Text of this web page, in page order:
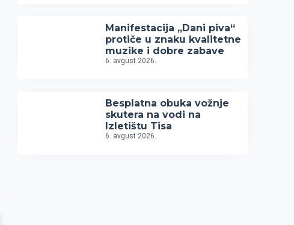
Manifestacija „Dani piva“
protiče u znaku kvalitetne
muzike i dobre zabave
6. avgust 2026.
Besplatna obuka vožnje
skutera na vodi na
Izletištu Tisa
6. avgust 2026.